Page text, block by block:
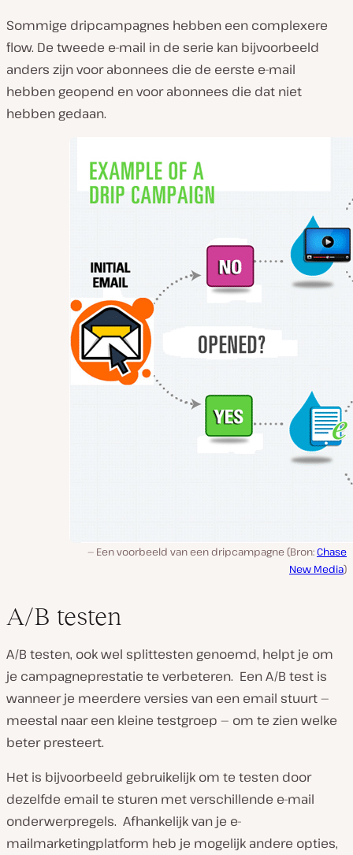
Sommige dripcampagnes hebben een complexere
flow. De tweede e-mail in de serie kan bijvoorbeeld
anders zijn voor abonnees die de eerste e-mail
hebben geopend en voor abonnees die dat niet
hebben gedaan.
Een voorbeeld van een dripcampagne (Bron:Chase
New Media)
A/B testen
A/B testen, ook wel splittesten genoemd, helpt je om
je campagneprestatie te verbeteren. Een A/B test is
wanneer je meerdere versies van een email stuurt —
meestal naar een kleine testgroep — om te zien welke
beter presteert.
Het is bijvoorbeeld gebruikelijk om te testen door
dezelfde email te sturen met verschillende e-mail
onderwerpregels. Afhankelijk van je e-
mailmarketingplatform heb je mogelijk andere opties,